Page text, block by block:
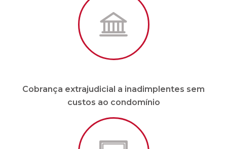
Cobrança extrajudicial a inadimplentes sem
custos ao condomínio
Site e APP em tempo real